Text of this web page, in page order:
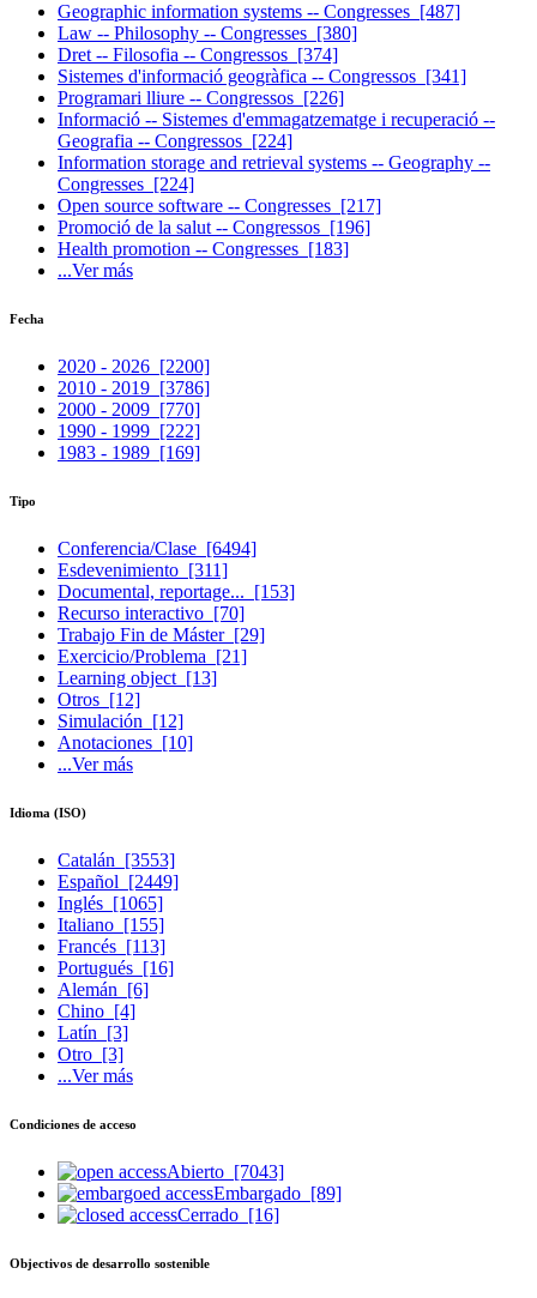
Geographic information systems -- Congresses [487]
Law -- Philosophy -- Congresses [380]
Dret -- Filosofia -- Congressos [374]
Sistemes d'informació geogràfica -- Congressos [341]
Programari lliure -- Congressos [226]
Informació -- Sistemes d'emmagatzematge i recuperació --
Geografia -- Congressos [224]
Information storage and retrieval systems -- Geography --
Congresses [224]
Open source software -- Congresses [217]
Promoció de la salut -- Congressos [196]
Health promotion -- Congresses [183]
...Ver más
Fecha
2020 - 2026 [2200]
2010 - 2019 [3786]
2000 - 2009 [770]
1990 - 1999 [222]
1983 - 1989 [169]
Tipo
Conferencia/Clase [6494]
Esdevenimiento [311]
Documental, reportage... [153]
Recurso interactivo [70]
Trabajo Fin de Máster [29]
Exercicio/Problema [21]
Learning object [13]
Otros [12]
Simulación [12]
Anotaciones [10]
...Ver más
Idioma (ISO)
Catalán [3553]
Español [2449]
Inglés [1065]
Italiano [155]
Francés [113]
Portugués [16]
Alemán [6]
Chino [4]
Latín [3]
Otro [3]
...Ver más
Condiciones de acceso
Abierto [7043]
Embargado [89]
Cerrado [16]
Objectivos de desarrollo sostenible